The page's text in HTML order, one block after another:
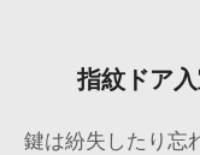
指紋ドア
鍵は紛失したり忘